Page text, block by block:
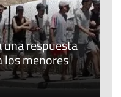
una respuesta
los menores